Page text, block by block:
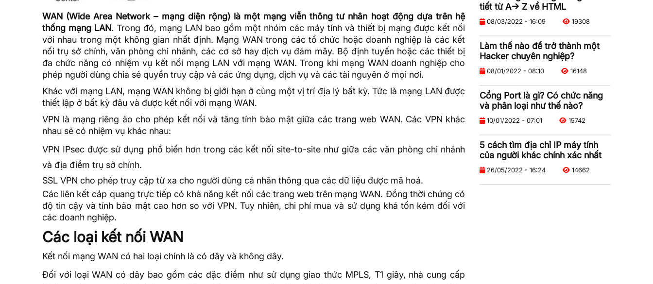
WAN (Wide Area Network – mạng diện rộng) là một mạng viễn thông tư nhân hoạt động dựa trên hệ
thống mạng LAN. Trong đó, mạng LAN bao gồm một nhóm các máy tính và thiết bị mạng được kết nối
với nhau trong một không gian nhất định. Mạng WAN trong các tổ chức hoặc doanh nghiệp là các kết
nối trụ sở chính, văn phòng chi nhánh, các cơ sở hay dịch vụ đám mây. Bộ định tuyến hoặc các thiết bị
đa chức năng có nhiệm vụ kết nối mạng LAN với mạng WAN. Trong khi mạng WAN doanh nghiệp cho
phép người dùng chia sẻ quyền truy cập và các ứng dụng, dịch vụ và các tài nguyên ở mọi nơi.
Khác với mạng LAN, mạng WAN không bị giới hạn ở cùng một vị trí địa lý bất kỳ. Tức là mạng LAN được
thiết lập ở bất kỳ đâu và được kết nối với mạng WAN.
VPN là mạng riêng ảo cho phép kết nối và tăng tính bảo mật giữa các trang web WAN. Các VPN khác
nhau sẽ có nhiệm vụ khác nhau:
VPN IPsec được sử dụng phổ biến hơn trong các kết nối site-to-site như giữa các văn phòng chi nhánh
và địa điểm trụ sở chính.
SSL VPN cho phép truy cập từ xa cho người dùng cá nhân thông qua các dữ liệu được mã hoá.
Các liên kết cáp quang trực tiếp có khả năng kết nối các trang web trên mạng WAN. Đồng thời chúng có
độ tin cậy và tính bảo mật cao hơn so với VPN. Tuy nhiên, chi phí mua và sử dụng khá tốn kém đối với
các doanh nghiệp.
Các loại kết nối WAN
Kết nối mạng WAN có hai loại chính là có dây và không dây.
Đối với loại WAN có dây bao gồm các đặc điểm như sử dụng giao thức MPLS, T1 giây, nhà cung cấp
tiết từ A-> Z về HTML
08/03/2022 - 16:09 19308
Làm thế nào để trở thành một
Hacker chuyên nghiệp?
08/01/2022 - 08:10 16148
Cổng Port là gì? Có chức năng
và phân loại như thế nào?
10/01/2022 - 07:01 15742
5 cách tìm địa chỉ IP máy tính
của người khác chính xác nhất
26/05/2022 - 16:24 14662